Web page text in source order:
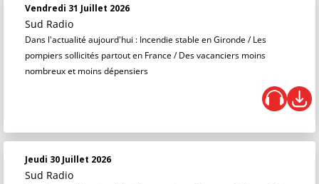
Vendredi 31 Juillet 2026
Sud Radio
Dans l'actualité aujourd'hui : Incendie stable en Gironde / Les
pompiers sollicités partout en France / Des vacanciers moins
nombreux et moins dépensiers
Jeudi 30 Juillet 2026
Sud Radio